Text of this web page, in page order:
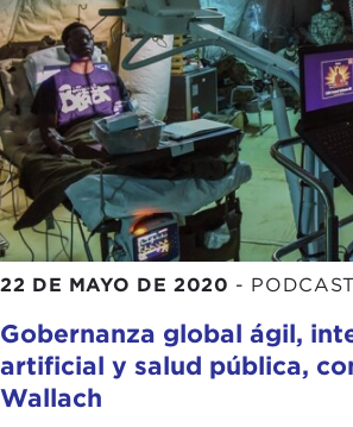
22 DE MAYO DE 2020 - PODCAST
Gobernanza global ágil,
artificial y salud pública,
Wallach